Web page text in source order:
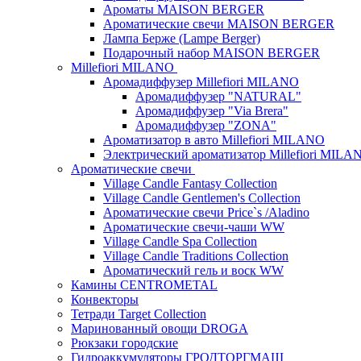
Ароматы MAISON BERGER
Ароматические свечи MAISON BERGER
Лампа Берже (Lampe Berger)
Подарочный набор MAISON BERGER
Millefiori MILANO
Аромадиффузер Millefiori MILANO
Аромадиффузер "NATURAL"
Аромадиффузер "Via Brera"
Аромадиффузер "ZONA"
Ароматизатор в авто Millefiori MILANO
Электрический ароматизатор Millefiori
Ароматические свечи
Village Candle Fantasy Collection
Village Candle Gentlemen's Collection
Ароматические свечи Price`s /Aladino
Ароматические свечи-чаши WW
Village Candle Spa Collection
Village Candle Traditions Collection
Ароматический гель и воск WW
Камины CENTROMETAL
Конвекторы
Тетради Target Collection
Маринованный овощи DROGA
Рюкзаки городские
Гидроаккумуляторы ГРОДТОРГМАШ